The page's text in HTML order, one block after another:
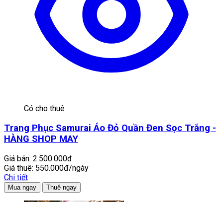
Có cho thuê
Trang Phục Samurai Áo Đỏ Quần Đen Sọc Trắng -
HÀNG SHOP MAY
Giá bán: 2.500.000đ
Giá thuê: 550.000đ/ngày
Chi tiết
Mua ngay Thuê ngay